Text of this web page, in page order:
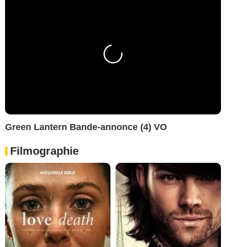
Green Lantern Bande-annonce (4) VO
Filmographie